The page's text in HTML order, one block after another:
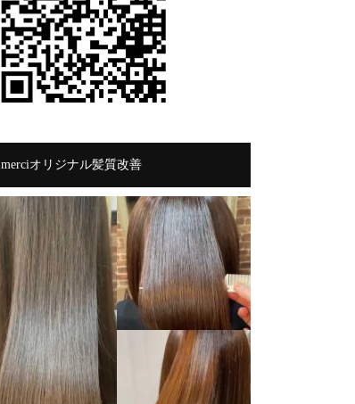
merciオリジナル髪質改善